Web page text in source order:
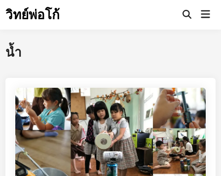
toวิทย์พ่อโก้
Open
น้ำ